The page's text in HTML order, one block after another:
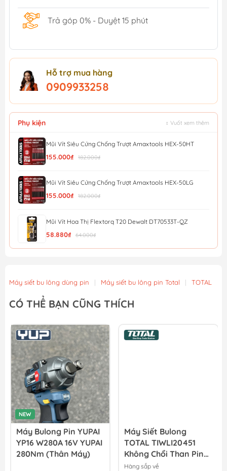
Trả góp 0% - Duyệt 15 phút
Hỗ trợ mua hàng
0909933258
Phụ kiện ↕ Vuốt xem thêm
Mũi Vít Siêu Cứng Chống Trượt Amaxtools HEX-50HT
155.000₫ 182.000₫
Mũi Vít Siêu Cứng Chống Trượt Amaxtools HEX-50LG
155.000₫ 182.000₫
Mũi Vít Hoa Thị Flextorq T20 Dewalt DT70533T-QZ
58.880₫ 64.000₫
Mũi Vít Chống Trượt Amaxtools HEX-75CT
49.900₫
Mũi Vít Chống Trượt Amaxtools HEX-65CT
44.900₫
Máy siết bu lông dùng pin | Máy siết bu lông pin Total | TOTAL
CÓ THỂ BẠN CŨNG THÍCH
NEW
Máy Bulong Pin YUPAI
YP16 W280A 16V YUPAI
280Nm (thân Máy)
Máy Siết Bulong
TOTAL TIWLI20451
Không Chổi Than Pin
Lithium Ion 20v
Hàng sắp về